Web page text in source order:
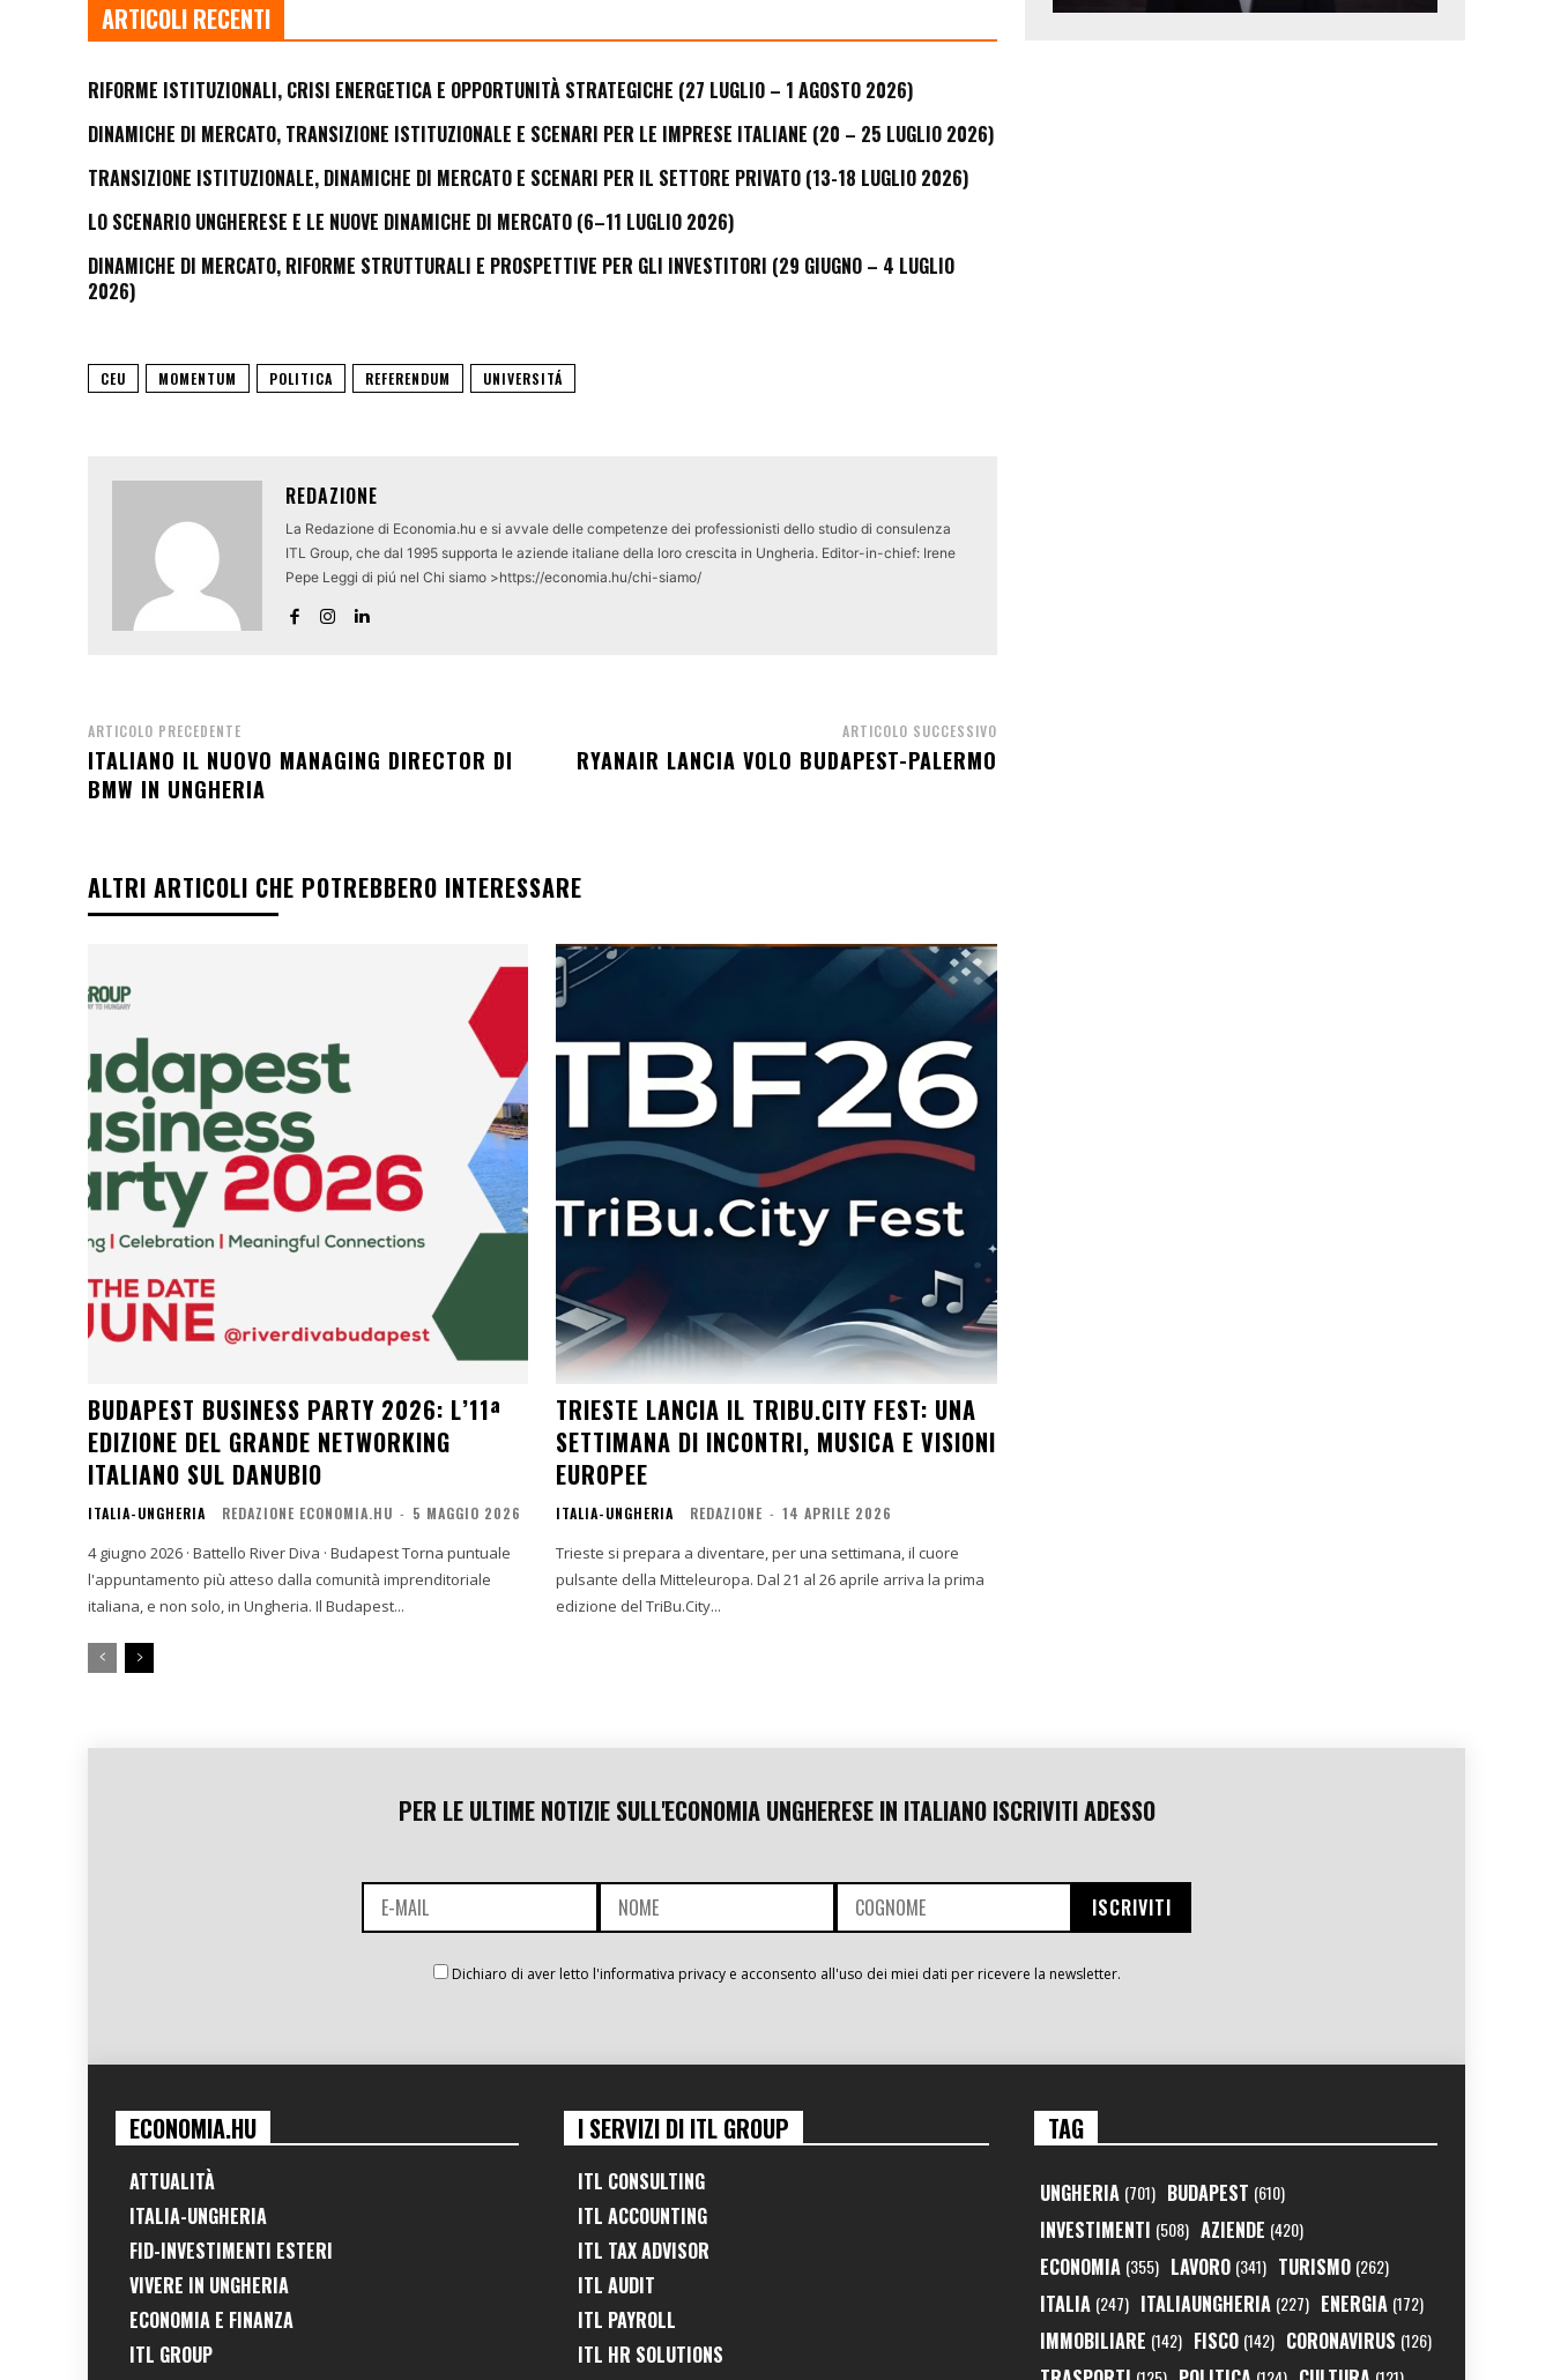
ARTICOLI RECENTI
RIFORME ISTITUZIONALI, CRISI ENERGETICA E OPPORTUNITÀ STRATEGICHE (27 LUGLIO – 1 AGOSTO 2026)
DINAMICHE DI MERCATO, TRANSIZIONE ISTITUZIONALE E SCENARI PER LE IMPRESE ITALIANE (20 – 25 LUGLIO 2026)
TRANSIZIONE ISTITUZIONALE, DINAMICHE DI MERCATO E SCENARI PER IL SETTORE PRIVATO (13-18 LUGLIO 2026)
LO SCENARIO UNGHERESE E LE NUOVE DINAMICHE DI MERCATO (6–11 LUGLIO 2026)
DINAMICHE DI MERCATO, RIFORME STRUTTURALI E PROSPETTIVE PER GLI INVESTITORI (29 GIUGNO – 4 LUGLIO
2026)
CEU MOMENTUM POLITICA REFERENDUM UNIVERSITÁ
REDAZIONE
La Redazione di Economia.hu e si avvale delle competenze dei professionisti dello studio di consulenza
ITL Group, che dal 1995 supporta le aziende italiane della loro crescita in Ungheria. Editor-in-chief: Irene
Pepe Leggi di piú nel Chi siamo >https://economia.hu/chi-siamo/
ARTICOLO PRECEDENTE
ITALIANO IL NUOVO MANAGING DIRECTOR DI
BMW IN UNGHERIA
ARTICOLO SUCCESSIVO
RYANAIR LANCIA VOLO BUDAPEST-PALERMO
ALTRI ARTICOLI CHE POTREBBERO INTERESSARE
BUDAPEST BUSINESS PARTY 2026: L’11ª
EDIZIONE DEL GRANDE NETWORKING
ITALIANO SUL DANUBIO
ITALIA-UNGHERIA REDAZIONE ECONOMIA.HU - 5 MAGGIO 2026
4 giugno 2026 · Battello River Diva · Budapest Torna puntuale
l'appuntamento più atteso dalla comunità imprenditoriale
italiana, e non solo, in Ungheria. Il Budapest...
TRIESTE LANCIA IL TRIBU.CITY FEST: UNA
SETTIMANA DI INCONTRI, MUSICA E VISIONI
EUROPEE
ITALIA-UNGHERIA REDAZIONE - 14 APRILE 2026
Trieste si prepara a diventare, per una settimana, il cuore
pulsante della Mitteleuropa. Dal 21 al 26 aprile arriva la prima
edizione del TriBu.City...
PER LE ULTIME NOTIZIE SULL'ECONOMIA UNGHERESE IN ITALIANO ISCRIVITI ADESSO
Dichiaro di aver letto l'informativa privacy e acconsento all'uso dei miei dati per ricevere la newsletter.
ECONOMIA.HU
ATTUALITÀ
ITALIA-UNGHERIA
FID-INVESTIMENTI ESTERI
VIVERE IN UNGHERIA
ECONOMIA E FINANZA
ITL GROUP
I SERVIZI DI ITL GROUP
ITL CONSULTING
ITL ACCOUNTING
ITL TAX ADVISOR
ITL AUDIT
ITL PAYROLL
ITL HR SOLUTIONS
TAG
UNGHERIA (701) BUDAPEST (610)
INVESTIMENTI (508) AZIENDE (420)
ECONOMIA (355) LAVORO (341) TURISMO (262)
ITALIA (247) ITALIAUNGHERIA (227) ENERGIA (172)
IMMOBILIARE (142) FISCO (142) CORONAVIRUS (126)